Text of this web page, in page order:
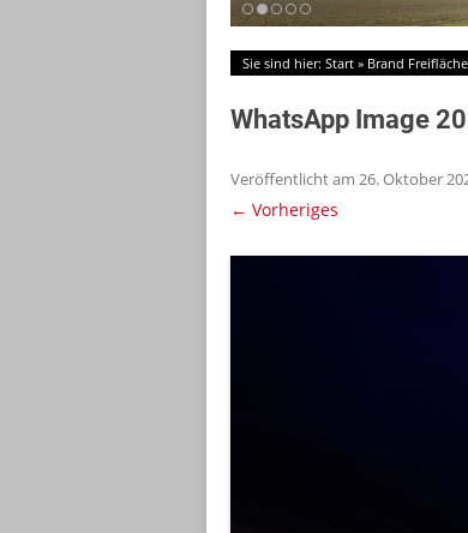
Sie sind hier: Start » Brand
WhatsApp Image
Veröffentlicht am 26. Oktober
← Vorheriges